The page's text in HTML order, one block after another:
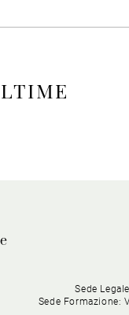
Sede
Sede Formazione: